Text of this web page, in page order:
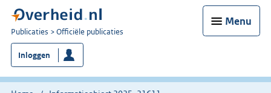
Menu
U
bent
nu
hier:
Publicaties Officiële publicaties
Inloggen